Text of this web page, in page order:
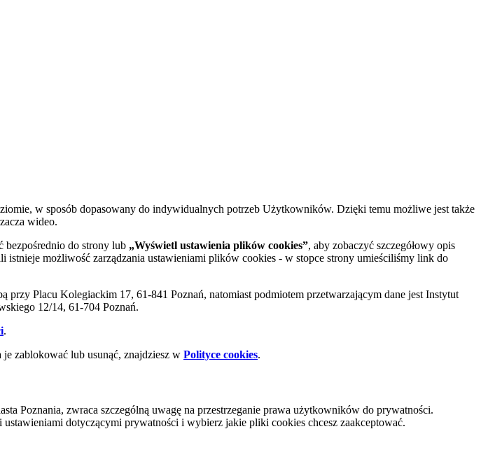
w sposób dopasowany do indywidualnych potrzeb Użytkowników. Dzięki temu możliwe jest także
wideo.
bezpośrednio do strony lub „Wyświetl ustawienia plików cookies”, aby zobaczyć szczegółowy opis
możliwość zarządzania ustawieniami plików cookies - w stopce strony umieściliśmy link do
Placu Kolegiackim 17, 61-841 Poznań, natomiast podmiotem przetwarzającym dane jest Instytut
12/14, 61-704 Poznań.
.
zablokować lub usunąć, znajdziesz w Polityce cookies.
Poznania, zwraca szczególną uwagę na przestrzeganie prawa użytkowników do prywatności.
dotyczącymi prywatności i wybierz jakie pliki cookies chcesz zaakceptować.